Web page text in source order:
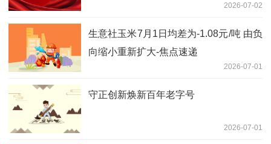
2026-07-02
生意社玉米7月1日均差为-1.08元/吨 由负
向缩小重新扩大-焦点速递
2026-07-01
守正创新焕新百年老字号
2026-07-01